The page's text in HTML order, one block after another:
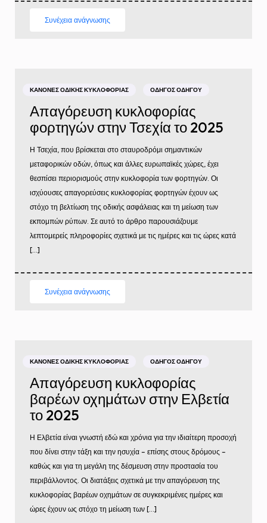
Συνέχεια ανάγνωσης
ΚΑΝΌΝΕΣ ΟΔΙΚΉΣ ΚΥΚΛΟΦΟΡΊΑΣ ΟΔΗΓΌΣ ΟΔΗΓΟΎ
Απαγόρευση κυκλοφορίας
φορτηγών στην Τσεχία το 2025
Η Τσεχία, που βρίσκεται στο σταυροδρόμι σημαντικών
μεταφορικών οδών, όπως και άλλες ευρωπαϊκές χώρες, έχει
θεσπίσει περιορισμούς στην κυκλοφορία των φορτηγών. Οι
ισχύουσες απαγορεύσεις κυκλοφορίας φορτηγών έχουν ως
στόχο τη βελτίωση της οδικής ασφάλειας και τη μείωση των
εκπομπών ρύπων. Σε αυτό το άρθρο παρουσιάζουμε
λεπτομερείς πληροφορίες σχετικά με τις ημέρες και τις ώρες κατά
[…]
Συνέχεια ανάγνωσης
ΚΑΝΌΝΕΣ ΟΔΙΚΉΣ ΚΥΚΛΟΦΟΡΊΑΣ ΟΔΗΓΌΣ ΟΔΗΓΟΎ
Απαγόρευση κυκλοφορίας
βαρέων οχημάτων στην Ελβετία
το 2025
Η Ελβετία είναι γνωστή εδώ και χρόνια για την ιδιαίτερη προσοχή
που δίνει στην τάξη και την ησυχία – επίσης στους δρόμους –
καθώς και για τη μεγάλη της δέσμευση στην προστασία του
περιβάλλοντος. Οι διατάξεις σχετικά με την απαγόρευση της
κυκλοφορίας βαρέων οχημάτων σε συγκεκριμένες ημέρες και
ώρες έχουν ως στόχο τη μείωση των […]